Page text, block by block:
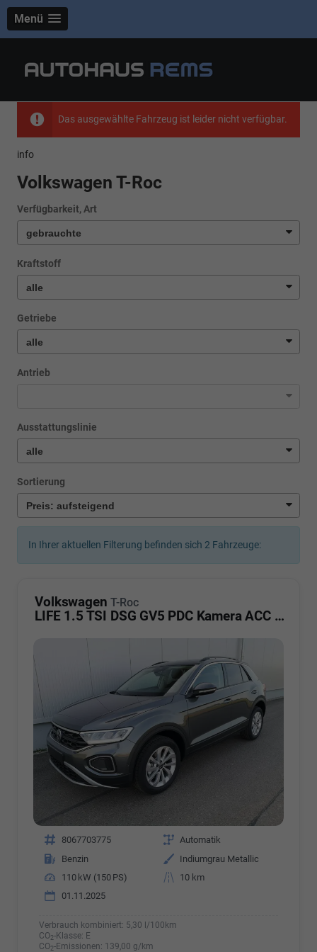
Menü
Das ausgewählte Fahrzeug ist leider nicht verfügbar.
info
Volkswagen T-Roc
Verfügbarkeit, Art
Kraftstoff
Getriebe
Antrieb
Ausstattungslinie
Sortierung
In Ihrer aktuellen Filterung befinden sich 2 Fahrzeuge:
Volkswagen T-Roc
LIFE 1.5 TSI DSG GV5 PDC Kamera ACC LED Sunset
Fahrzeugnr. 8067703775 Getriebe Automatik
Kraftstoff
Benzin Außenfarbe Indiumgrau Metallic
Leistung
110 kW (150 PS) Kilometerstand
10 km
01.11.2025
Verbrauch kombiniert: 5,30 l/100km
CO2-Klasse: E
CO2-Emissionen: 139,00 g/km